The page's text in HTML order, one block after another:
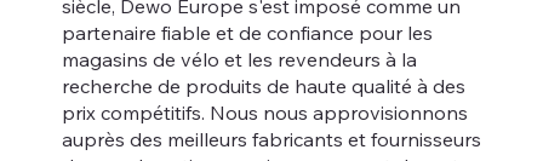
siècle, Dewo Europe s'est imposé comme un
partenaire fiable et de confiance pour les
magasins de vélo et les revendeurs à la
recherche de produits de haute qualité à des
prix compétitifs. Nous nous approvisionnons
auprès des meilleurs fabricants et fournisseurs